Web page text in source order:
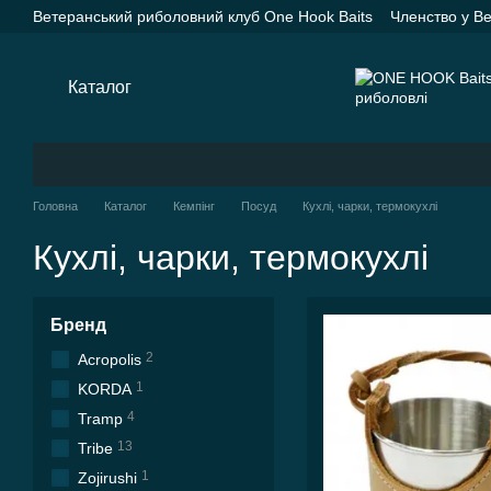
Перейти до основного контенту
Ветеранський риболовний клуб One Hook Baits
Членство у
Каталог
Головна Каталог Кемпінг Посуд Кухлі, чарки, термокухлі
Кухлі, чарки, термокухлі
Бренд
Acropolis 2
KORDA 1
Tramp 4
Tribe 13
Zojirushi 1